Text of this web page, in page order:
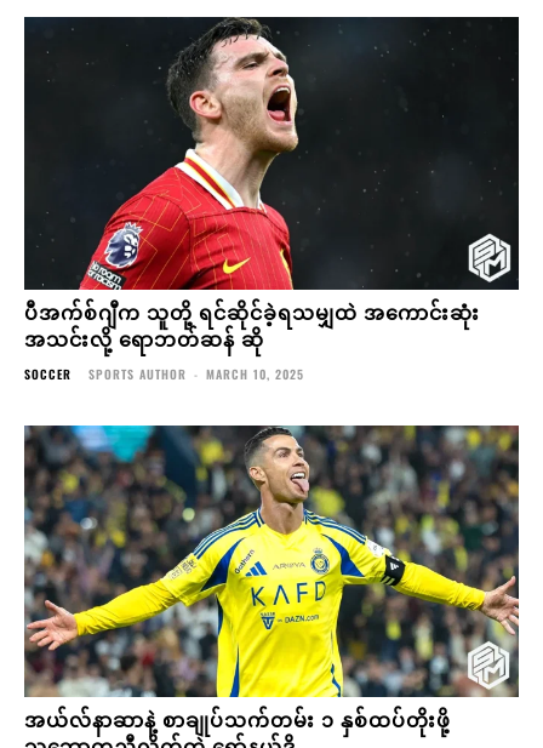
ပီအက်စ်ဂျီက သူတို့ ရင်ဆိုင်ခဲ့ရသမျှထဲ အကောင်းဆုံး
အသင်းလို့ ရောဘတ်ဆန် ဆို
SOCCER SPORTS AUTHOR - MARCH 10, 2025
အယ်လ်နာဆာနဲ့ စာချုပ်သက်တမ်း ၁ နှစ်ထပ်တိုးဖို့